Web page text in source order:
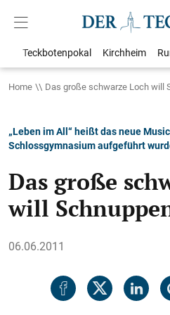
Teckbotenpokal Kirchheim
Home Das große schwarze Loch will
„Leben im All“ heißt das neue
Schlossgymnasium aufgeführt
Das große
will
06.06.2011